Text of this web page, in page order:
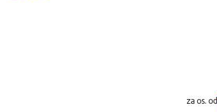
za os. od